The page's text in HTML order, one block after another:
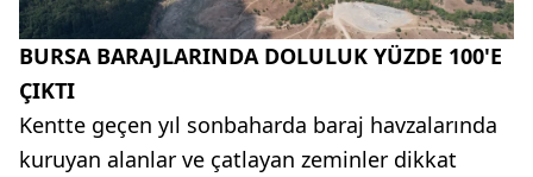
BURSA BARAJLARINDA DOLULUK YÜZDE 100'E
ÇIKTI
Kentte geçen yıl sonbaharda baraj havzalarında
kuruyan alanlar ve çatlayan zeminler dikkat